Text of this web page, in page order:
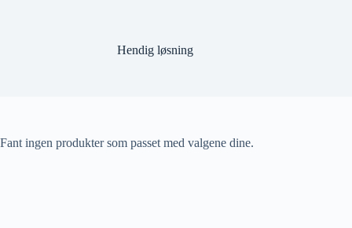
Hendig løsning
Fant ingen produkter som passet med valgene dine.